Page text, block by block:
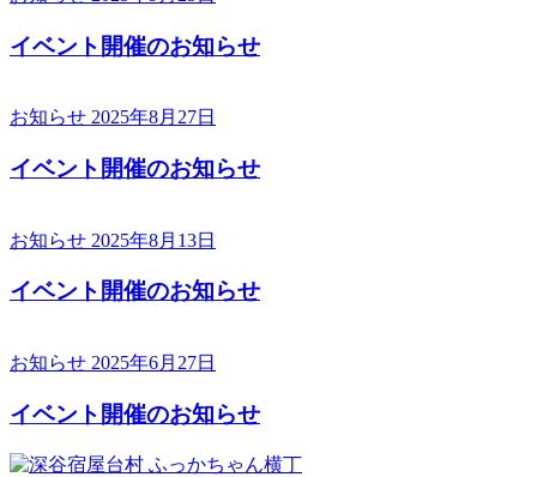
イベント開催のお知らせ
お知らせ 2025年8月27日
イベント開催のお知らせ
お知らせ 2025年8月13日
イベント開催のお知らせ
お知らせ 2025年6月27日
イベント開催のお知らせ